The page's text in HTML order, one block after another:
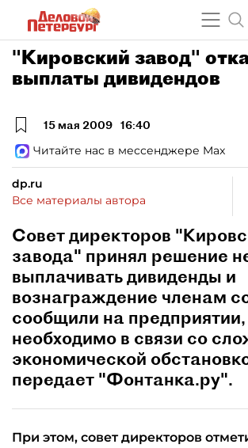
"Кировский завод"
выплаты дивидендов
15 мая 2009 16:40
Читайте нас в мессенджере Max
dp.ru
Все материалы автора
Совет директоров
завода" принял решение
выплачивать дивиденды и
вознаграждение членам
сообщили на предприятии,
необходимо в связи со
экономической
передает "Фонтанка.ру".
При этом, совет директоров